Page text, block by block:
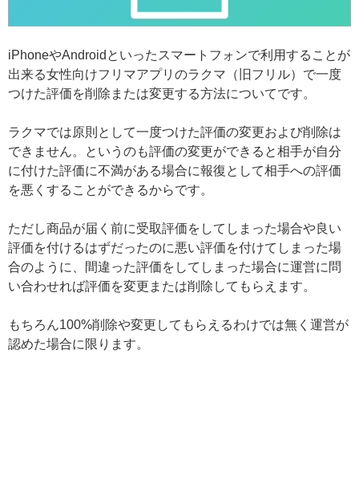
iPhoneやAndroidといったスマートフォンで利用することが
出来る女性向けフリマアプリのラクマ（旧フリル）で一度
つけた評価を削除または変更する方法についてです。
ラクマでは原則として一度つけた評価の変更および削除は
できません。というのも評価の変更ができると相手が自分
に付けた評価に不満がある場合に報復として相手への評価
を悪くすることができるからです。
ただし商品が届く前に受取評価をしてしまった場合や良い
評価を付けるはずだったのに悪い評価を付けてしまった場
合のように、間違った評価をしてしまった場合に運営に問
い合わせれば評価を変更または削除してもらえます。
もちろん100%削除や変更してもらえるわけでは無く運営が
認めた場合に限ります。